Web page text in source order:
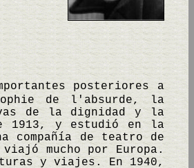
posteriores a
de l'absurde, la
de la dignidad y la
1913, y estudió en la
compañía de teatro de
mucho por Europa.
y viajes. En 1940,